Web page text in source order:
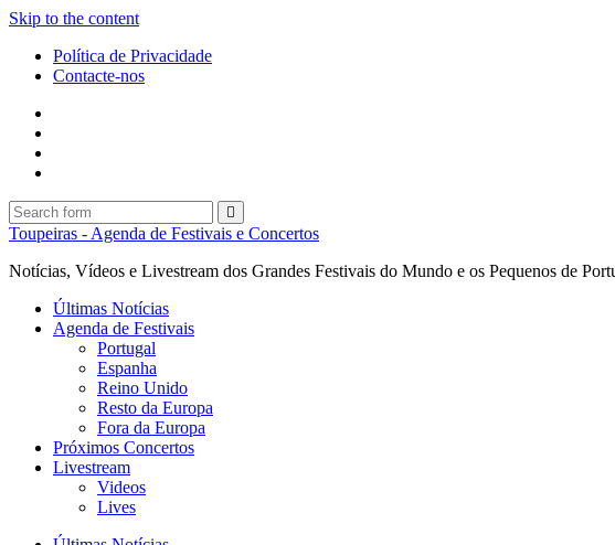
Skip to the content
Política de Privacidade
Contacte-nos
Toupeiras - Agenda de Festivais e Concertos
Notícias, Vídeos e Livestream dos Grandes Festivais do Mundo e os Pequenos de
Últimas Notícias
Agenda de Festivais
Portugal
Espanha
Reino Unido
Resto da Europa
Fora da Europa
Próximos Concertos
Livestream
Videos
Lives